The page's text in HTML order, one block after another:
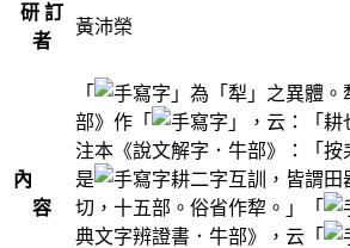
研 訂
者
黃沛榮
內
容
「
」為「犁」之異體
部》作「
」，云：「
注本《說文解字．牛部》：「按
是
耕二字互訓，皆謂田
切，十五部。俗省作犂。」「
典文字辨證書．牛部》，云「